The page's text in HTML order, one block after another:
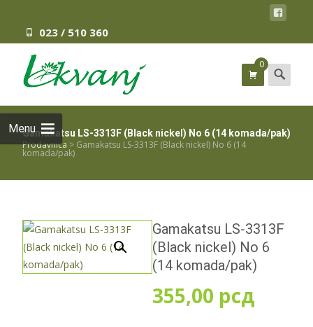
023 / 510 360
Menu
0 Search
for:
Gamakatsu LS-3313F (Black nickel) No 6 (14 komada/pak)
Prodavnica > Gamakatsu LS-3313F (Black nickel) No 6 (14
komada/pak)
Gamakatsu LS-3313F
(Black nickel) No 6
(14 komada/pak)
355,00 рсд